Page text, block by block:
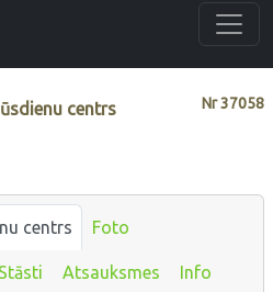
Nr37058
centrs
centrs Foto
Stāsti Atsauksmes Info